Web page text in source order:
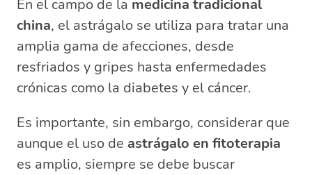
En el campo de la medicina tradicional
china, el astrágalo se utiliza para tratar una
amplia gama de afecciones, desde
resfriados y gripes hasta enfermedades
crónicas como la diabetes y el cáncer.
Es importante, sin embargo, considerar que
aunque el uso de astrágalo en fitoterapia
es amplio, siempre se debe buscar